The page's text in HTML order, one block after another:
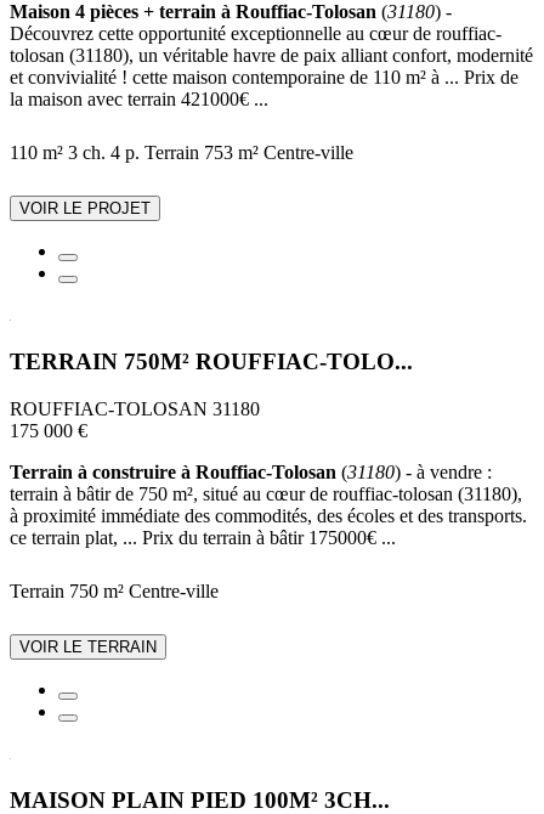
Maison 4 pièces + terrain à Rouffiac-Tolosan (31180) -
Découvrez cette opportunité exceptionnelle au cœur de rouffiac-
tolosan (31180), un véritable havre de paix alliant confort, modernité
et convivialité ! cette maison contemporaine de 110 m² à ... Prix de
la maison avec terrain 421000€ ...
110 m² 3 ch. 4 p. Terrain 753 m² Centre-ville
VOIR LE PROJET
TERRAIN 750M² ROUFFIAC-TOLO...
ROUFFIAC-TOLOSAN 31180
175 000 €
Terrain à construire à Rouffiac-Tolosan (31180) - à vendre :
terrain à bâtir de 750 m², situé au cœur de rouffiac-tolosan (31180),
à proximité immédiate des commodités, des écoles et des transports.
ce terrain plat, ... Prix du terrain à bâtir 175000€ ...
Terrain 750 m² Centre-ville
VOIR LE TERRAIN
MAISON PLAIN PIED 100M² 3CH...